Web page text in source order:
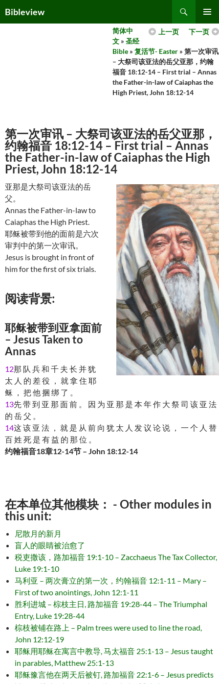
toBibleview
MENU
下一页
上一页
简体中
文 » 圣经
Bible » 复活节- Easter » 第一次审讯
– 大祭司该亚法的岳父亚那，约翰
福音 18:12-14 – First trial – Annas
the Father-in-law of Caiaphas the
High Priest, John 18:12-14
第一次审讯 – 大祭司该亚法的岳父亚那，
约翰福音 18:12-14 – First trial – Annas
the Father-in-law of Caiaphas the High
Priest, John 18:12-14
亚那是大祭司该亚法的岳
父。
Annas the Father-in-law to
Caiaphas the High Priest.
耶稣被带到他的面前是六次
审判中的第一次审讯。
Jesus is brought in front of
him for the first of six trials.
阅读背景:
耶稣被带到亚拿面前
– Jesus Taken to
Annas
12那 队 兵 和 千 夫 长 并 犹
太 人 的 差 役 ， 就 拿 住 耶
稣 ， 把 他 捆 绑 了 。
13先 带 到 亚 那 面 前 。 因 为 亚 那 是 本 年 作 大 祭 司 该 亚 法
的 岳 父 。
14这 该 亚 法 ， 就 是 从 前 向 犹 太 人 发 议 论 说 ， 一 个 人 替
百 姓 死 是 有 益 的 那 位 。
约翰福音18章12-14节 – John 18:12-14
在本单位其他模块： - Other modules in
this unit:
尼散月的新月
盲人的眼睛被治愈了
税吏撒该，路加福音 19:1-10 – Zacchaeus The Tax Collector,
Luke 19:1-10
马利亚 – 两次膏立的第一次，约翰福音 12:1-11 – Mary –
First of two anointings, John 12:1-11
胜利进城 – 棕枝主日, 路加福音 19:28-44 – The Triumphal
Entry, Luke 19:28-44
棕枝被铺在路上 – Palm trees were used to line the road,
John 12:12-19
耶稣用耶稣在寓言中教导, 马太福音 25:1-13 – Jesus taught
in parables, Matthew 25:1-13
耶稣豫言他在两天后被钉, 路加福音 22:1-6 – Jesus predicts